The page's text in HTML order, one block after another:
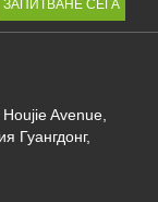
Avenue,
Гуангдонг,